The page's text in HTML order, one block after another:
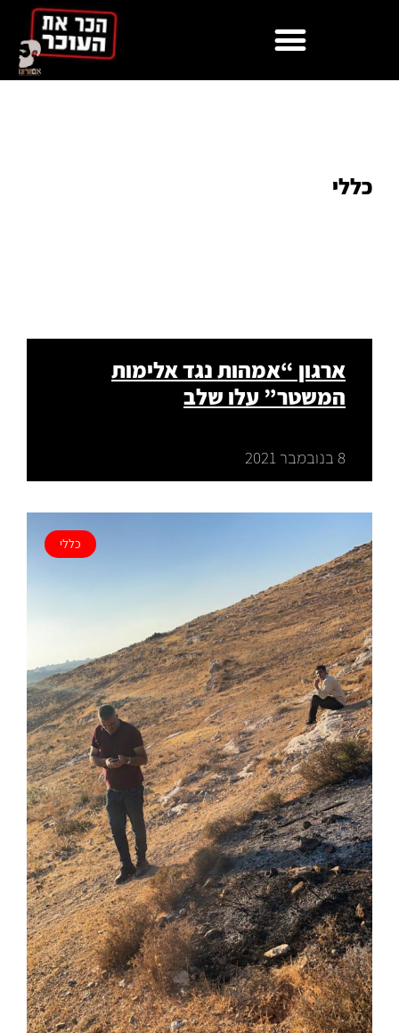
כללי
ארגון “אמהות נגד אלימות
המשטר” עלו שלב
8 בנובמבר 2021
כללי